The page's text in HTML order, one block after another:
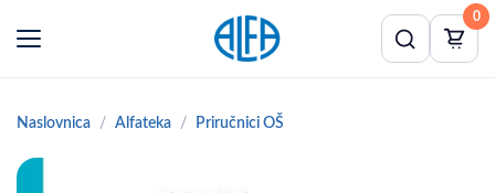
0
Naslovnica Alfateka Priručnici OŠ